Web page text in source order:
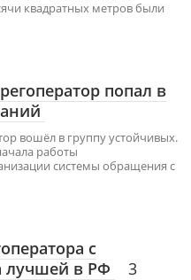
квадратных метров были
попал в
вошёл в группу устойчивых.
работы
системы обращения с
с
лучшей в РФ
3